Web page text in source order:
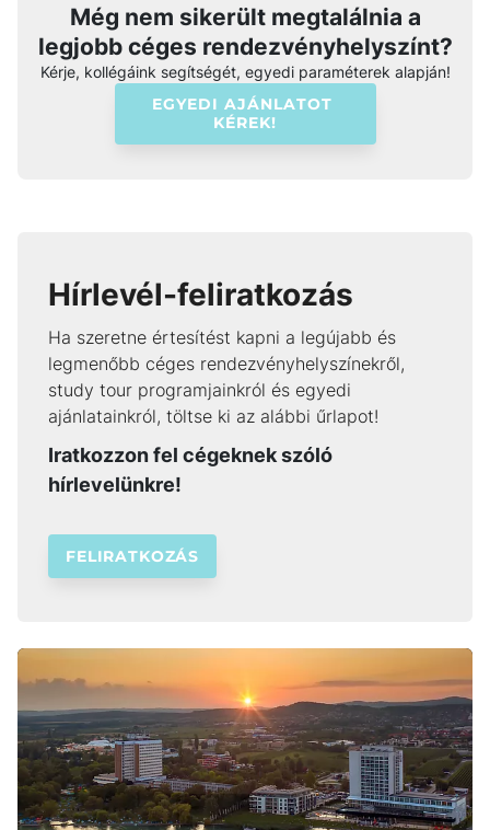
Még nem sikerült megtalálnia a
legjobb céges rendezvényhelyszínt?
Kérje, kollégáink segítségét, egyedi paraméterek alapján!
EGYEDI AJÁNLATOT
KÉREK!
Hírlevél-feliratkozás
Ha szeretne értesítést kapni a legújabb és
legmenőbb céges rendezvényhelyszínekről,
study tour programjainkról és egyedi
ajánlatainkról, töltse ki az alábbi űrlapot!
Iratkozzon fel cégeknek szóló
hírlevelünkre!
FELIRATKOZÁS